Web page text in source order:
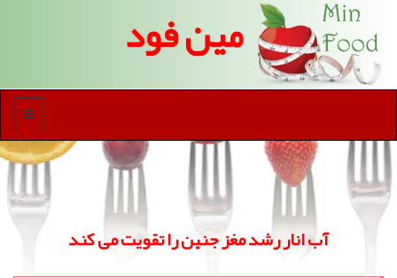
مین فود
منو
آب انار رشد مغز جنین را تقویت می كند